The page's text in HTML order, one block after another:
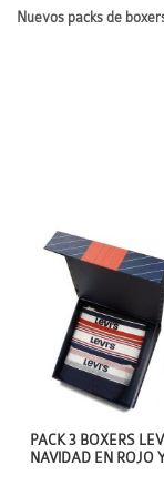
Nuevos packs de
PACK 3 BOXERS
NAVIDAD EN ROJO